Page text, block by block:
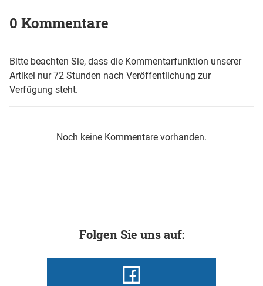
0 Kommentare
Bitte beachten Sie, dass die Kommentarfunktion unserer
Artikel nur 72 Stunden nach Veröffentlichung zur
Verfügung steht.
Noch keine Kommentare vorhanden.
Folgen Sie uns auf: